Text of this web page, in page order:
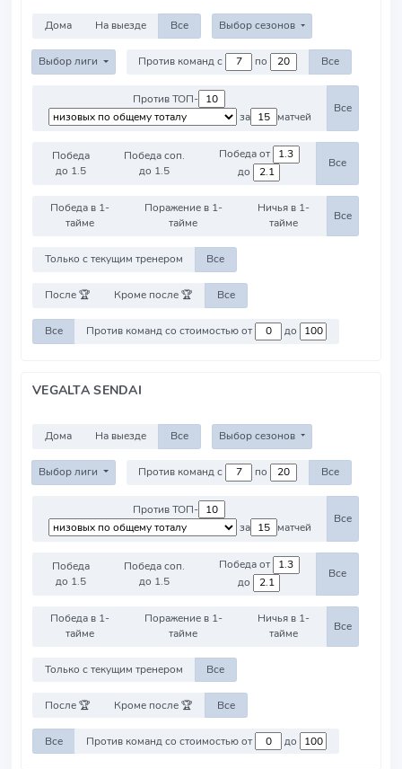
Дома На выезде Все Выбор сезонов
Выбор лиги Против команд с по Все
Против ТОП-
за
матчей
Все
Победа
до 1.5
Победа соп.
до 1.5
Победа от
до
Все
Победа в 1-
тайме
Поражение в 1-
тайме
Ничья в 1-
тайме
Все
Только с текущим тренером Все
После 🏆 Кроме после 🏆 Все
Все Против команд со стоимостью от до
VEGALTA SENDAI
Дома На выезде Все Выбор сезонов
Выбор лиги Против команд с по Все
Против ТОП-
за
матчей
Все
Победа
до 1.5
Победа соп.
до 1.5
Победа от
до
Все
Победа в 1-
тайме
Поражение в 1-
тайме
Ничья в 1-
тайме
Все
Только с текущим тренером Все
После 🏆 Кроме после 🏆 Все
Все Против команд со стоимостью от до